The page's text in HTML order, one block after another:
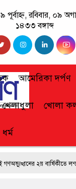
পূর্বাহ্ন, রবিবার, ০৯
১৪৩৩ বঙ্গাব্দ
আমেরিকা দর্পণ
খেলাধুলা খোলা
ধর্ম
২য় বার্ষিকীতে লন্ডনে